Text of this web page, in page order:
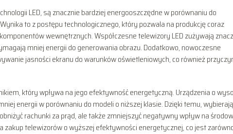
LED, są znacznie bardziej energooszczędne w porównaniu do
to z postępu technologicznego, który pozwala na produkcję coraz
wewnętrznych. Współczesne telewizory LED zużywają
mniej energii do generowania obrazu. Dodatkowo, nowoczesne
jasności ekranu do warunków oświetleniowych, co również
który wpływa na jego efektywność energetyczną. Urządzenia o
energii w porównaniu do modeli o niższej klasie. Dzięki temu,
rachunki za prąd, ale także zmniejszyć negatywny wpływ na
zakup telewizorów o wyższej efektywności energetycznej, co jest